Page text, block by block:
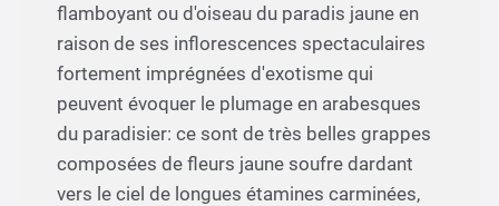
flamboyant ou d'oiseau du paradis jaune en
raison de ses inflorescences spectaculaires
fortement imprégnées d'exotisme qui
peuvent évoquer le plumage en arabesques
du paradisier: ce sont de très belles grappes
composées de fleurs jaune soufre dardant
vers le ciel de longues étamines carminées,